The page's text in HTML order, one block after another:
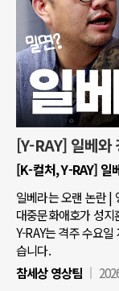
[Y-RAY] 일베와
[K-컬처, Y-RAY] 일
일베라는 오랜 논란 |
대중문화애호가 성
Y-RAY는 격주 수요
습니다.
참세상 영상팀